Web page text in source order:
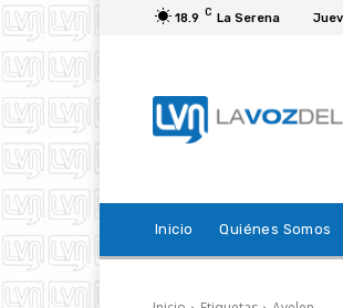
18.9 C La Serena
Inicio Quiénes Somos